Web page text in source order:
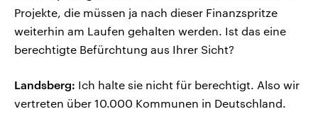
Projekte, die müssen ja nach dieser Finanzspritze
weiterhin am Laufen gehalten werden. Ist das eine
berechtigte Befürchtung aus Ihrer Sicht?
Landsberg: Ich halte sie nicht für berechtigt. Also wir
vertreten über 10.000 Kommunen in Deutschland.